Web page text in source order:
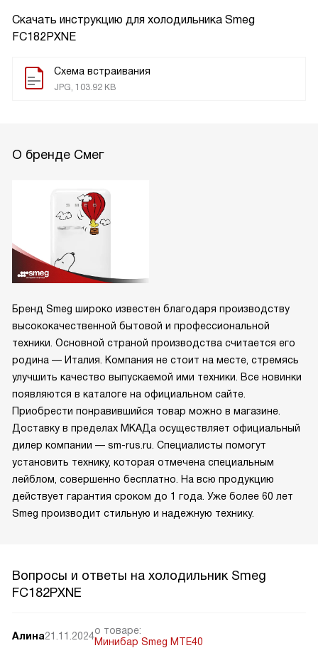
Скачать инструкцию для холодильника Smeg
FC182PXNE
Схема встраивания
JPG, 103.92 KB
О бренде Смег
Бренд Smeg широко известен благодаря производству
высококачественной бытовой и профессиональной
техники. Основной страной производства считается его
родина — Италия. Компания не стоит на месте, стремясь
улучшить качество выпускаемой ими техники. Все новинки
появляются в каталоге на официальном сайте.
Приобрести понравившийся товар можно в магазине.
Доставку в пределах МКАДа осуществляет официальный
дилер компании — sm-rus.ru. Специалисты помогут
установить технику, которая отмечена специальным
лейблом, совершенно бесплатно. На всю продукцию
действует гарантия сроком до 1 года. Уже более 60 лет
Smeg производит стильную и надежную технику.
Вопросы и ответы на холодильник Smeg
FC182PXNE
Алина21.11.2024о товаре:
Минибар Smeg MTE40